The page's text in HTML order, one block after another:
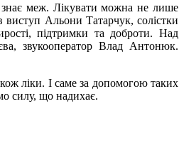
меж. Лікувати можна не лише
Альони Татарчук, солістки
підтримки та доброти. Над
звукооператор Влад Антонюк.
ліки. І саме за допомогою таких
силу, що надихає.